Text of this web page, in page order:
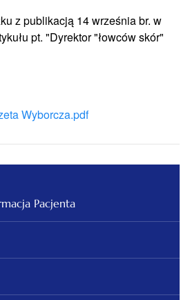
z publikacją 14 września br. w
pt. "Dyrektor "łowców skór"
Wyborcza.pdf
Pacjenta